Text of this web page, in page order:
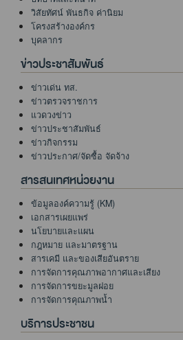
วิสัยทัศน์ พันธกิจ ค่านิยม
โครงสร้างองค์กร
บุคลากร
ข่าวประชาสัมพันธ์
ข่าวเด่น ทส.
ข่าวตรวจราชการ
แวดวงข่าว
ข่าวประชาสัมพันธ์
ข่าวกิจกรรม
ข่าวประกาศ/จัดซื้อ จัดจ้าง
สารสนเทศหน่วยงาน
ข้อมูลองค์ความรู้ (KM)
เอกสารเผยแพร่
นโยบายและแผน
กฎหมาย และมาตรฐาน
สารเคมี และของเสียอันตราย
การจัดการคุณภาพอากาศและเสียง
การจัดการขยะมูลฝอย
การจัดการคุณภาพน้ำ
บริการประชาชน